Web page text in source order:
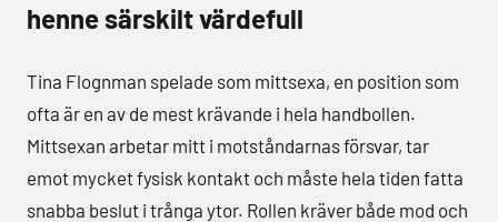
henne särskilt värdefull
Tina Flognman spelade som mittsexa, en position som
ofta är en av de mest krävande i hela handbollen.
Mittsexan arbetar mitt i motståndarnas försvar, tar
emot mycket fysisk kontakt och måste hela tiden fatta
snabba beslut i trånga ytor. Rollen kräver både mod och